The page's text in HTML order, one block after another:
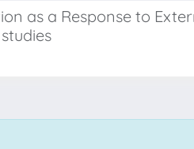
as a Response to